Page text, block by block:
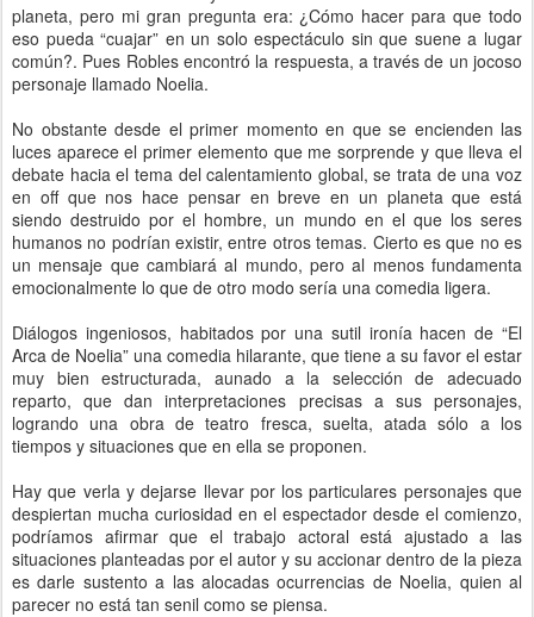
planeta, pero mi gran pregunta era: ¿Cómo hacer para que todo
eso pueda “cuajar” en un solo espectáculo sin que suene a lugar
común?. Pues Robles encontró la respuesta, a través de un jocoso
personaje llamado Noelia.
No obstante desde el primer momento en que se encienden las
luces aparece el primer elemento que me sorprende y que lleva el
debate hacia el tema del calentamiento global, se trata de una voz
en off que nos hace pensar en breve en un planeta que está
siendo destruido por el hombre, un mundo en el que los seres
humanos no podrían existir, entre otros temas. Cierto es que no es
un mensaje que cambiará al mundo, pero al menos fundamenta
emocionalmente lo que de otro modo sería una comedia ligera.
Diálogos ingeniosos, habitados por una sutil ironía hacen de “El
Arca de Noelia” una comedia hilarante, que tiene a su favor el estar
muy bien estructurada, aunado a la selección de adecuado
reparto, que dan interpretaciones precisas a sus personajes,
logrando una obra de teatro fresca, suelta, atada sólo a los
tiempos y situaciones que en ella se proponen.
Hay que verla y dejarse llevar por los particulares personajes que
despiertan mucha curiosidad en el espectador desde el comienzo,
podríamos afirmar que el trabajo actoral está ajustado a las
situaciones planteadas por el autor y su accionar dentro de la pieza
es darle sustento a las alocadas ocurrencias de Noelia, quien al
parecer no está tan senil como se piensa.